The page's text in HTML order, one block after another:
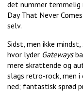
det nummer temmelig
Day That Never
selv.
Sidst, men ikke
hvor lyder Gateways
mere skrattende og
slags retro-rock,
ned; fantastisk sprød